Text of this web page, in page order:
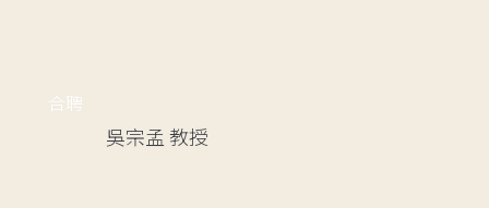
合聘
吳宗孟 教授